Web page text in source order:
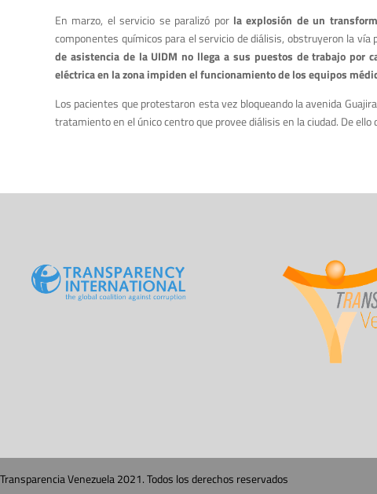
En marzo, el servicio se paralizó por la explosión de un
componentes químicos para el servicio de diálisis, obstruyeron la
de asistencia de la UIDM no llega a sus puestos de trabajo por
eléctrica en la zona impiden el funcionamiento de los equipos
Los pacientes que protestaron esta vez bloqueando la avenida
tratamiento en el único centro que provee diálisis en la ciudad. De ello
Transparencia Venezuela 2021. Todos los derechos reservados